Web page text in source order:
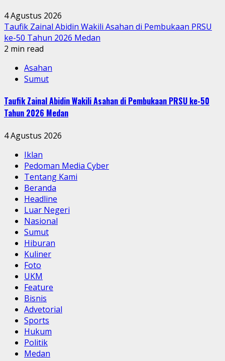
4 Agustus 2026
Taufik Zainal Abidin Wakili Asahan di Pembukaan PRSU
ke-50 Tahun 2026 Medan
2 min read
Asahan
Sumut
Taufik Zainal Abidin Wakili Asahan di Pembukaan PRSU ke-50
Tahun 2026 Medan
4 Agustus 2026
Iklan
Pedoman Media Cyber
Tentang Kami
Beranda
Headline
Luar Negeri
Nasional
Sumut
Hiburan
Kuliner
Foto
UKM
Feature
Bisnis
Advetorial
Sports
Hukum
Politik
Medan